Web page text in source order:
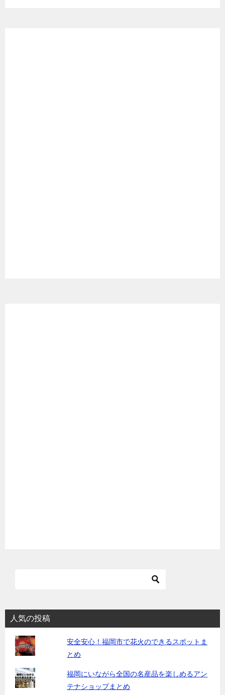
人気の投稿
安全安心！福岡市で花火のできるスポットま
とめ
福岡にいながら全国の名産品を楽しめるアン
テナショップまとめ